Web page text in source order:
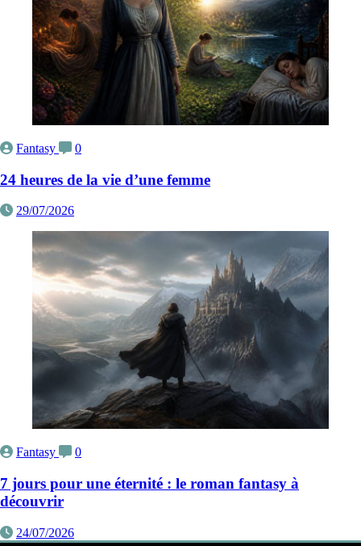
Fantasy 0
24 heures de la vie d’une femme
29/07/2026
Fantasy 0
7 jours pour une éternité : le roman fantasy à
découvrir
24/07/2026